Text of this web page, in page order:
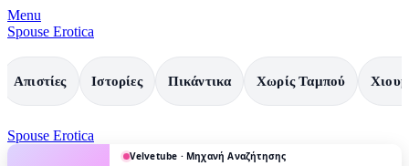
Menu
Spouse Erotica
Απιστίες Ιστορίες Πικάντικα Χωρίς Ταμπού
Spouse Erotica
Velvetube · Μηχανή Αναζήτησης